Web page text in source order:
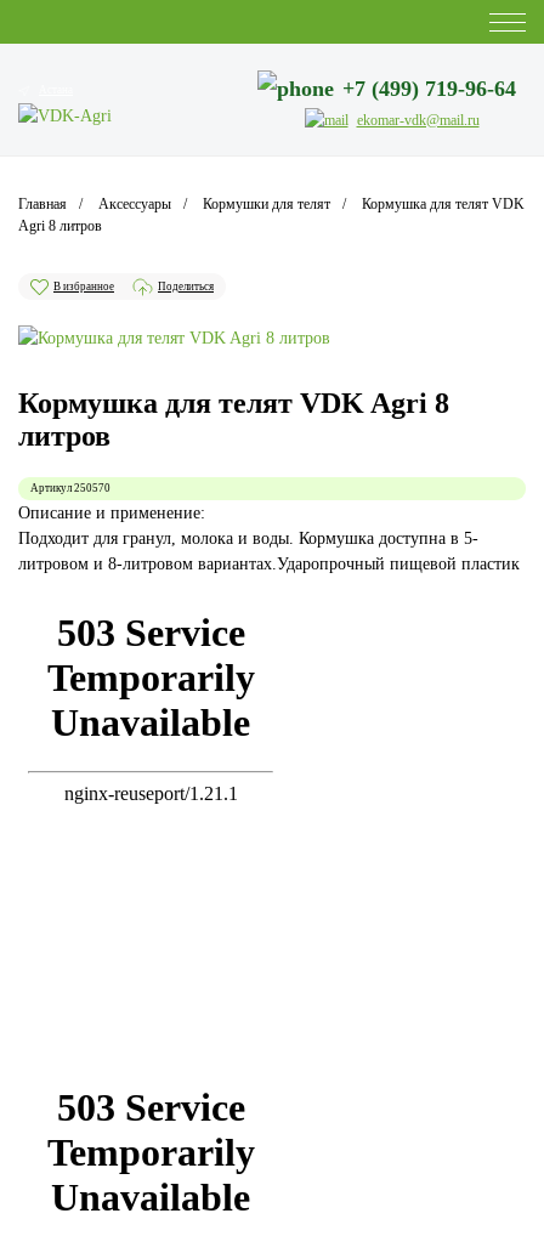
+7 (499) 719-96-64
ekomar-vdk@mail.ru
Главная Аксессуары Кормушки для телят
Кормушка для телят VDK
Agri 8 литров
В избранное Поделиться
Кормушка для телят VDK Agri 8
литров
Артикул250570
Описание и применение:
Подходит для гранул, молока и воды. Кормушка доступна в 5-
литровом и 8-литровом вариантах.Ударопрочный пищевой пластик